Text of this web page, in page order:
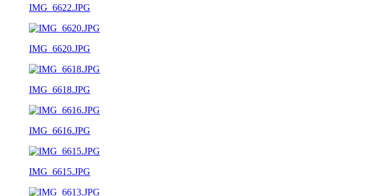
IMG_6622.JPG
IMG_6620.JPG
IMG_6618.JPG
IMG_6616.JPG
IMG_6615.JPG